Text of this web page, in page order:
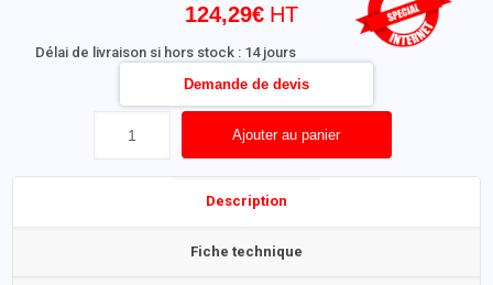
124,29€
Délai de livraison si hors stock : 14 jours
Ajouter au panier
Demande de devis
Description
Fiche technique